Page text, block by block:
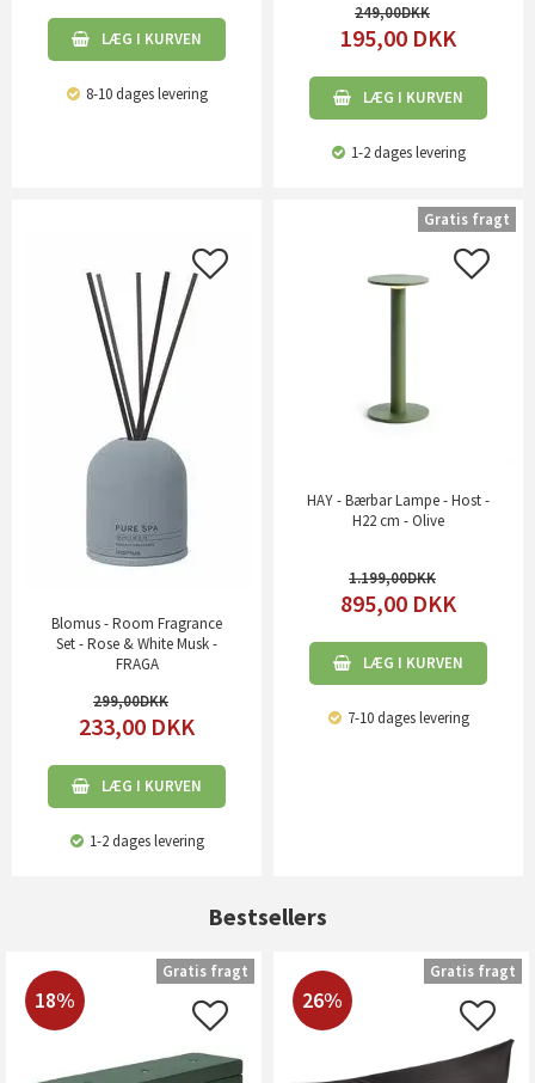
LÆG I KURVEN
8-10 dages levering
249,00
195,00 DKK
LÆG I KURVEN
1-2 dages levering
Blomus - Room Fragrance
Set - Rose & White Musk -
FRAGA
299,00
233,00 DKK
LÆG I KURVEN
1-2 dages levering
HAY - Bærbar Lampe - Host -
H22 cm - Olive
1.199,00
895,00 DKK
LÆG I KURVEN
7-10 dages levering
Gratis fragt
Bestsellers
18%
Gratis fragt
26%
Gratis fragt